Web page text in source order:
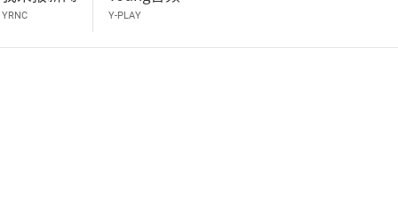
YRNC Y-PLAY